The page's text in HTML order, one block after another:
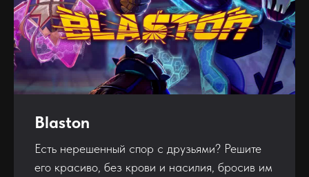
Blaston
Есть нерешенный спор с друзьями? Решите
его красиво, без крови и насилия, бросив им